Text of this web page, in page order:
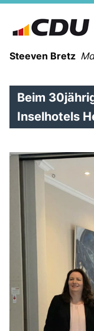
Steeven Bretz
Beim
Inselhotels